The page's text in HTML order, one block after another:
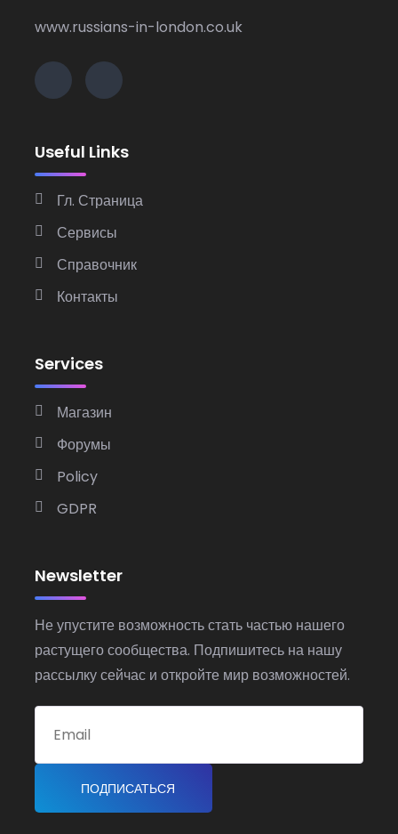
www.russians-in-london.co.uk
Useful Links
Гл. Страница
Сервисы
Справочник
Контакты
Services
Магазин
Форумы
Policy
GDPR
Newsletter
Не упустите возможность стать частью нашего
растущего сообщества. Подпишитесь на нашу
рассылку сейчас и откройте мир возможностей.
ПОДПИСАТЬСЯ